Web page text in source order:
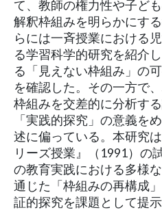
て、教師の権力性や子ど
解釈枠組みを明らかにす
らには一斉授業における
る学習科学的研究を紹介
る「見えない枠組み」の
を確認した。その一方で
枠組みを交差的に分析す
「実践的探究」の意義を
述に偏っている。本研究
リーズ授業』（1991）の
の教育実践における多様
通じた「枠組みの再構成
証的探究を課題として提